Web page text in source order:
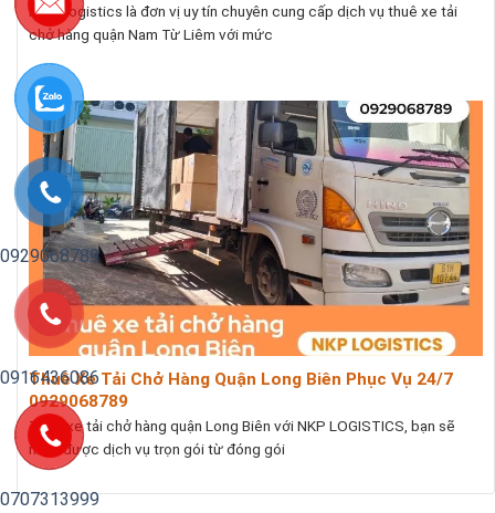
NKP Logistics là đơn vị uy tín chuyên cung cấp dịch vụ thuê xe tải
chở hàng quận Nam Từ Liêm với mức
Thuê Xe Tải Chở Hàng Quận Long Biên Phục Vụ 24/7
0929068789
Thuê xe tải chở hàng quận Long Biên với NKP LOGISTICS, bạn sẽ
nhận được dịch vụ trọn gói từ đóng gói
0929068789
0916436086
0707313999